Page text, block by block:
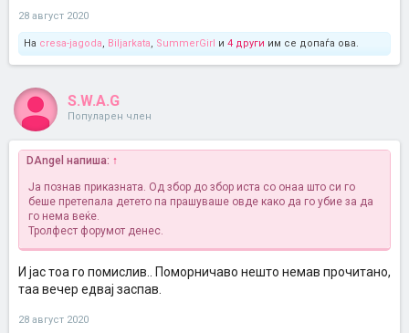
28 август 2020
На cresa-jagoda, Biljarkata, SummerGirl и 4 други им се допаѓа ова.
S.W.A.G
Популарен член
DAngel напиша: ↑
Ја познав приказната. Од збор до збор иста со онаа што си го
беше претепала детето па прашуваше овде како да го убие за да
го нема веќе.
Тролфест форумот денес.
И јас тоа го помислив.. Поморничаво нешто немав прочитано,
таа вечер едвај заспав.
28 август 2020